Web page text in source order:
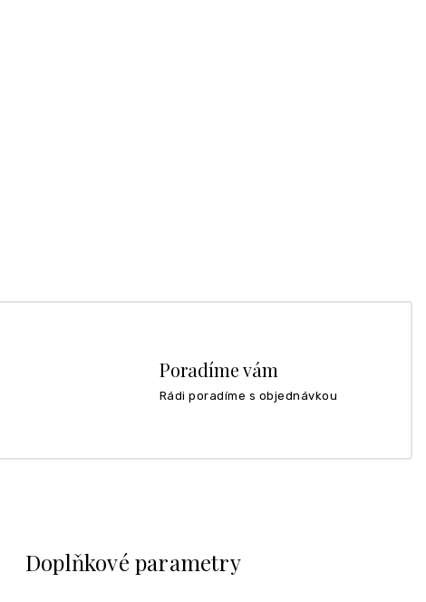
Poradíme vám
Rádi poradíme s objednávkou
Doplňkové parametry